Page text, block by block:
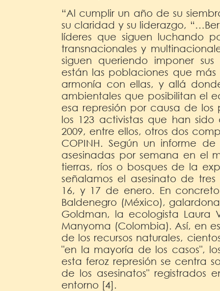
“Al cumplir un año de su
su claridad y su liderazgo,
líderes que siguen luchando
transnacionales y
siguen queriendo imponer
están las poblaciones que
armonía con ellas, y allá
ambientales que posibilitan el
esa represión por causa de los
los 123 activistas que han
2009, entre ellos, otros dos
COPINH. Según un informe
asesinadas por semana en el
tierras, ríos o bosques de la
señalamos el asesinato de
16, y 17 de enero. En
Baldenegro (México),
Goldman, la ecologista Laura
Manyoma (Colombia). Así, en
de los recursos naturales,
"en la mayoría de los casos",
esta feroz represión se centra
de los asesinatos" registrados
entorno [4].